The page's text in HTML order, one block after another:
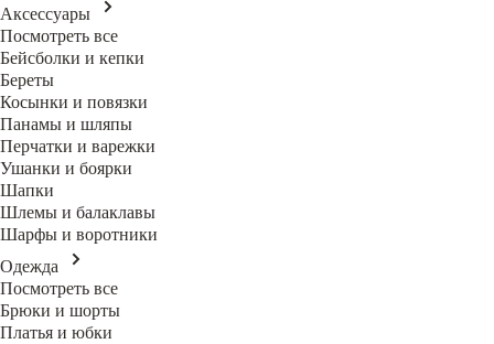
Аксессуары
Посмотреть все
Бейсболки и кепки
Береты
Косынки и повязки
Панамы и шляпы
Перчатки и варежки
Ушанки и боярки
Шапки
Шлемы и балаклавы
Шарфы и воротники
Одежда
Посмотреть все
Брюки и шорты
Платья и юбки